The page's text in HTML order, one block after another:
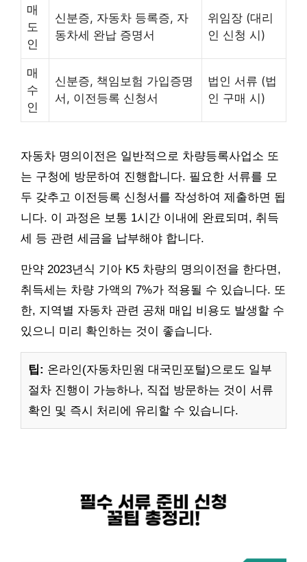
매
도
인
신분증, 자동차 등록증, 자
동차세 완납 증명서
위임장 (대리
인 신청 시)
매
수
인
신분증, 책임보험 가입증명
서, 이전등록 신청서
법인 서류 (법
인 구매 시)
자동차 명의이전은 일반적으로 차량등록사업소 또
는 구청에 방문하여 진행합니다. 필요한 서류를 모
두 갖추고 이전등록 신청서를 작성하여 제출하면 됩
니다. 이 과정은 보통 1시간 이내에 완료되며, 취득
세 등 관련 세금을 납부해야 합니다.
만약 2023년식 기아 K5 차량의 명의이전을 한다면,
취득세는 차량 가액의 7%가 적용될 수 있습니다. 또
한, 지역별 자동차 관련 공채 매입 비용도 발생할 수
있으니 미리 확인하는 것이 좋습니다.
팁: 온라인(자동차민원 대국민포털)으로도 일부
절차 진행이 가능하나, 직접 방문하는 것이 서류
확인 및 즉시 처리에 유리할 수 있습니다.